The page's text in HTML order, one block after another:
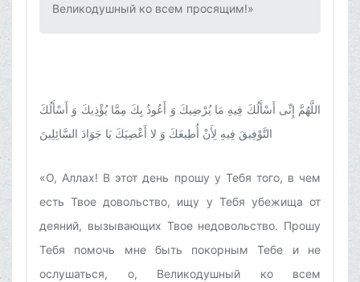
Великодушный ко всем просящим!»‌
اللَّهُمَّ إِنِّى أَسْأَلُكَ فِيهِ مَا يُرْضِيكَ وَ أَعُوذُ بِكَ مِمَّا يُؤْذِيكَ وَ أَسْأَلُكَ
التَّوْفِيقَ فِيهِ لِأَنْ أُطِيعَكَ وَ لا أَعْصِيَكَ يَا جَوَادَ السَّائِلِينَ
«О, Аллах! В этот день прошу у Тебя того, в чем
есть Твое довольство, ищу у Тебя убежища от
деяний, вызывающих Твое недовольство. Прошу
Тебя помочь мне быть покорным Тебе и не
ослушаться, о, Великодушный ко всем